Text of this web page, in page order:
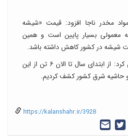
مخدر ناجا افزود: قیمت «شیشه
معمولی بسیار پایین است و همین
شیشه در کشور کاهش داشته باشد.
سردار زاهدیان خاطرنشان کرد: از ابتدای سال تا الان ۶ تن از این
و حاشیه شرق کشور کشف کردیم.
https://kalanshahr.ir/3928